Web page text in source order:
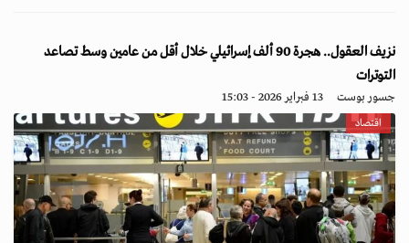
نزيف العقول.. هجرة 90 ألف إسرائيلي خلال أقل من عامين وسط تصاعد
التوترات
جسور بوست 13 فبراير 2026 - 15:03
اقتصاد